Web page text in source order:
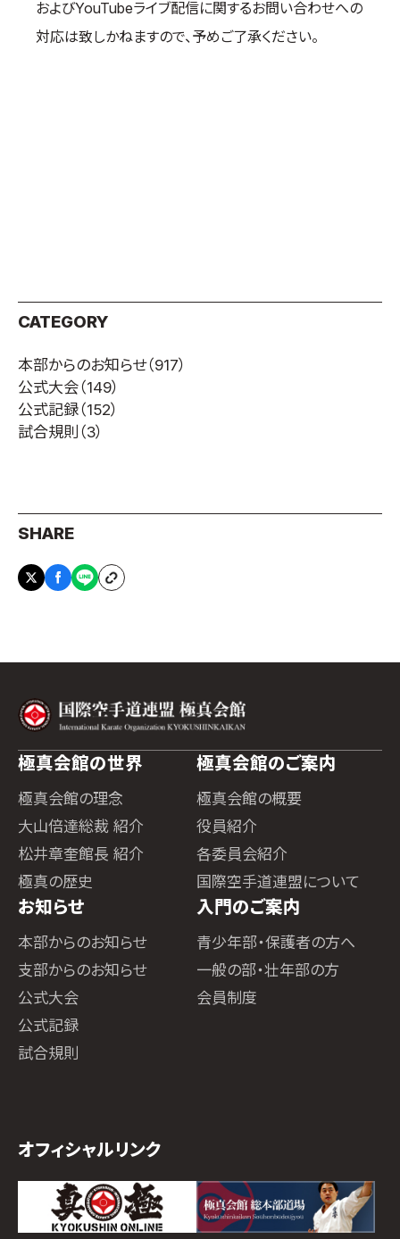
およびYouTubeライブ配信に関するお問い合わせへの
対応は致しかねますので、予めご了承ください。
CATEGORY
本部からのお知らせ（917）
公式大会（149）
公式記録（152）
試合規則 （3）
SHARE
極真会館の世界
極真会館の理念
大山倍達総裁 紹介
松井章奎館長 紹介
極真の歴史
極真会館のご案内
極真会館の概要
役員紹介
各委員会紹介
国際空手道連盟について
お知らせ
本部からのお知らせ
支部からのお知らせ
公式大会
公式記録
試合規則
入門のご案内
青少年部・保護者の方へ
一般の部・壮年部の方
会員制度
オフィシャルリンク